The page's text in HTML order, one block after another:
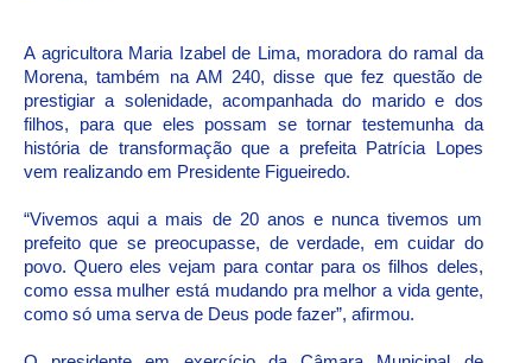
A agricultora Maria Izabel de Lima, moradora do ramal da
Morena, também na AM 240, disse que fez questão de
prestigiar a solenidade, acompanhada do marido e dos
filhos, para que eles possam se tornar testemunha da
história de transformação que a prefeita Patrícia Lopes
vem realizando em Presidente Figueiredo.
“Vivemos aqui a mais de 20 anos e nunca tivemos um
prefeito que se preocupasse, de verdade, em cuidar do
povo. Quero eles vejam para contar para os filhos deles,
como essa mulher está mudando pra melhor a vida gente,
como só uma serva de Deus pode fazer”, afirmou.